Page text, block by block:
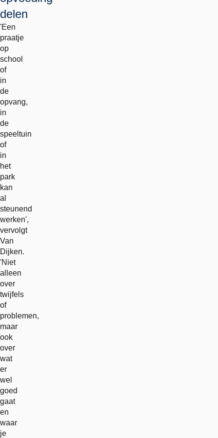
delen
'Een
praatje
op
school
of
in
de
opvang,
in
de
speeltuin
of
in
het
park
kan
al
steunend
werken',
vervolgt
Van
Dijken.
'Niet
alleen
over
twijfels
of
problemen,
maar
ook
over
wat
er
wel
goed
gaat
en
waar
je